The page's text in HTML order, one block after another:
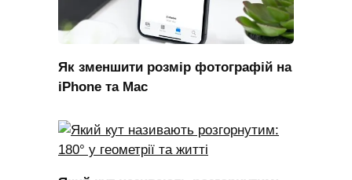
Як зменшити розмір фотографій на
iPhone та Mac